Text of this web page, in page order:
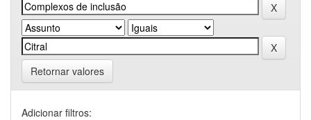
Retornar valores
Adicionar filtros: